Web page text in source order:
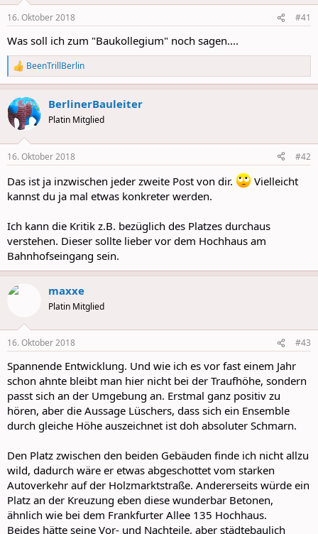
s
16. Oktober 2018 #41
Was soll ich zum "Baukollegium" noch sagen....
R
e
a
c
t
i
s
BeenTrillBerlin
BerlinerBauleiter
Platin Mitglied
16. Oktober 2018 #42
Das ist ja inzwischen jeder zweite Post von dir.
Vielleicht
kannst du ja mal etwas konkreter werden.
Ich kann die Kritik z.B. bezüglich des Platzes durchaus
verstehen. Dieser sollte lieber vor dem Hochhaus am
Bahnhofseingang sein.
maxxe
Platin Mitglied
16. Oktober 2018 #43
Spannende Entwicklung. Und wie ich es vor fast einem Jahr
schon ahnte bleibt man hier nicht bei der Traufhöhe, sondern
passt sich an der Umgebung an. Erstmal ganz positiv zu
hören, aber die Aussage Lüschers, dass sich ein Ensemble
durch gleiche Höhe auszeichnet ist doh absoluter Schmarn.
Den Platz zwischen den beiden Gebäuden finde ich nicht allzu
wild, dadurch wäre er etwas abgeschottet vom starken
Autoverkehr auf der Holzmarktstraße. Andererseits würde ein
Platz an der Kreuzung eben diese wunderbar Betonen,
ähnlich wie bei dem Frankfurter Allee 135 Hochhaus.
Beides hätte seine Vor- und Nachteile, aber städtebaulich